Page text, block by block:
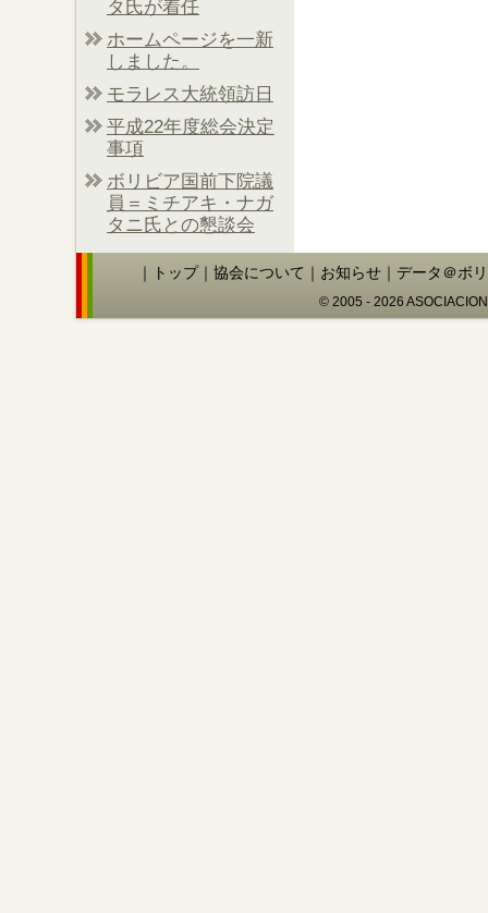
タ氏が着任
ホームページを一新
しました。
モラレス大統領訪日
平成22年度総会決定
事項
ボリビア国前下院議
員＝ミチアキ・ナガ
タニ氏との懇談会
｜ トップ｜ 協会について ｜ お知らせ ｜ データ＠ボ
© 2005 - 2026